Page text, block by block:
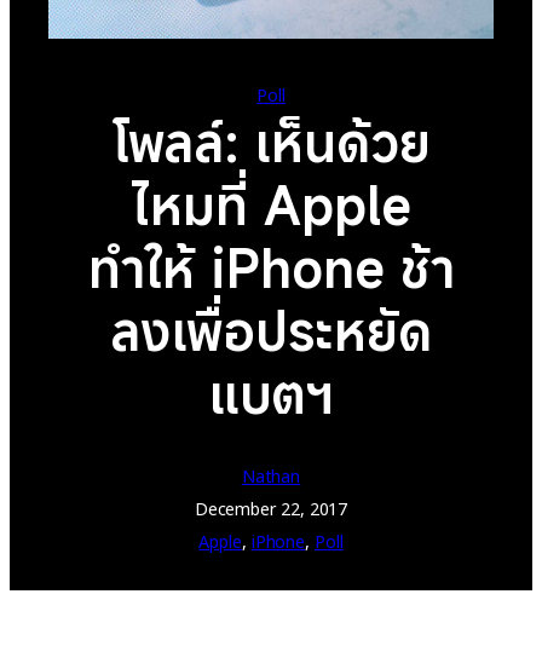
Poll
โพลล์: เห็นด้วย
ไหมที่ Apple
ทำให้ iPhone ช้า
ลงเพื่อประหยัด
แบตฯ
Nathan
December 22, 2017
Apple, iPhone, Poll